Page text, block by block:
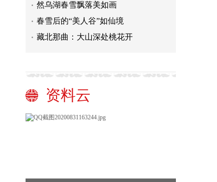
然乌湖春雪飘落美如画
春雪后的“美人谷”如仙境
藏北那曲：大山深处桃花开
资料云